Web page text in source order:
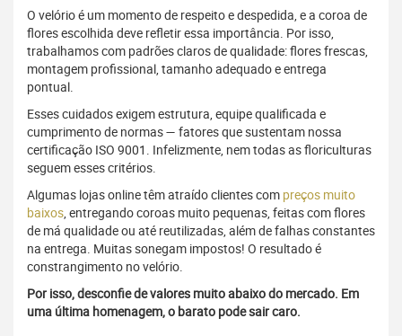
O velório é um momento de respeito e despedida, e a coroa de
flores escolhida deve refletir essa importância. Por isso,
trabalhamos com padrões claros de qualidade: flores frescas,
montagem profissional, tamanho adequado e entrega
pontual.
Esses cuidados exigem estrutura, equipe qualificada e
cumprimento de normas — fatores que sustentam nossa
certificação ISO 9001. Infelizmente, nem todas as floriculturas
seguem esses critérios.
Algumas lojas online têm atraído clientes com preços muito
baixos, entregando coroas muito pequenas, feitas com flores
de má qualidade ou até reutilizadas, além de falhas constantes
na entrega. Muitas sonegam impostos! O resultado é
constrangimento no velório.
Por isso, desconfie de valores muito abaixo do mercado. Em
uma última homenagem, o barato pode sair caro.